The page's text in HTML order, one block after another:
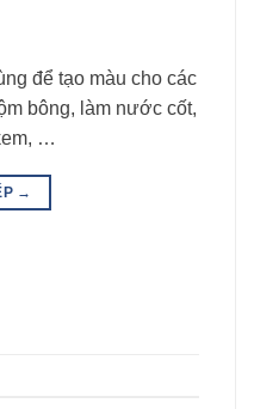
để tạo màu cho các
bông, làm nước cốt,
…
→